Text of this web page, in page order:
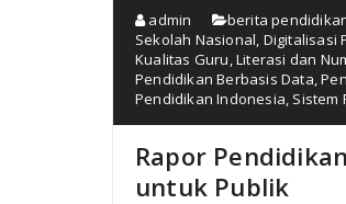
admin berita
Sekolah Nasional, Digitalisasi
Kualitas Guru,Literasi dan
Pendidikan Berbasis Data,
Pendidikan Indonesia, Sistem
Rapor
untuk Publik